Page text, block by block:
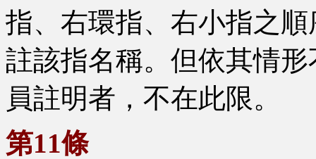
指、右環指、右小指之
註該指名稱。但依其情
員註明者，不在此限。
第11條